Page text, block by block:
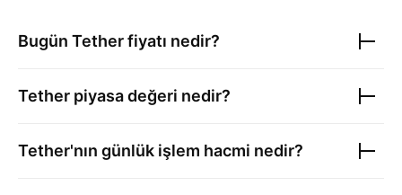
Bugün Tetherfiyatı nedir?
Tether piyasa değeri nedir?
Tether'nın günlük işlem hacmi nedir?